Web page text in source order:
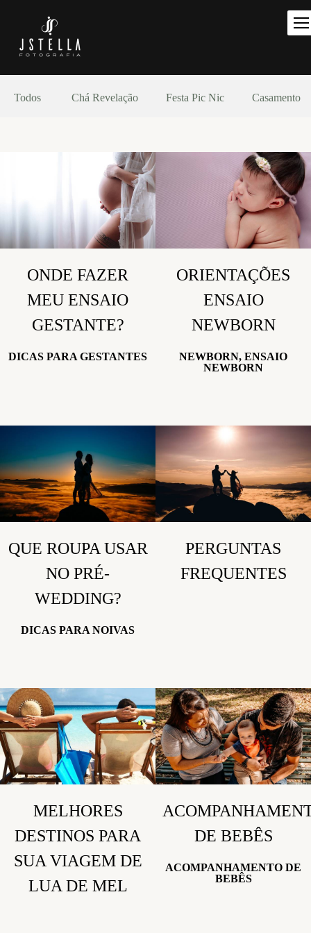
Todos Chá Revelação Festa Pic Nic Casamento
ONDE FAZER
MEU ENSAIO
GESTANTE?
DICAS PARA GESTANTES
ORIENTAÇÕES
ENSAIO
NEWBORN
NEWBORN, ENSAIO
NEWBORN
QUE ROUPA USAR
NO PRÉ-
WEDDING?
DICAS PARA NOIVAS
PERGUNTAS
FREQUENTES
MELHORES
DESTINOS PARA
SUA VIAGEM DE
LUA DE MEL
DE BEBÊS
ACOMPANHAMENTO DE
BEBÊS